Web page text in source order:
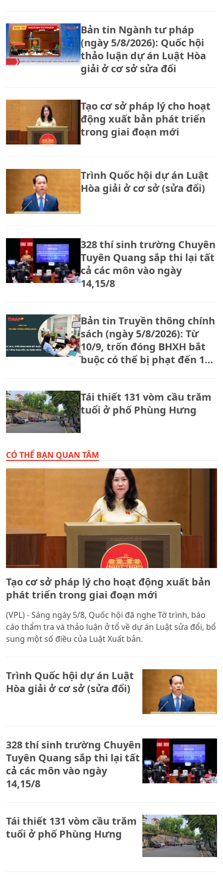
Bản tin Ngành tư pháp
(ngày 5/8/2026): Quốc hội
thảo luận dự án Luật Hòa
giải ở cơ sở sửa đổi
Tạo cơ sở pháp lý cho hoạt
động xuất bản phát triển
trong giai đoạn mới
Trình Quốc hội dự án Luật
Hòa giải ở cơ sở (sửa đổi)
328 thí sinh trường Chuyên
Tuyên Quang sắp thi lại tất
cả các môn vào ngày
14,15/8
Bản tin Truyền thông chính
sách (ngày 5/8/2026): Từ
10/9, trốn đóng BHXH bắt
buộc có thể bị phạt đến 150
Tái thiết 131 vòm cầu trăm
tuổi ở phố Phùng Hưng
CÓ THỂ BẠN QUAN TÂM
Tạo cơ sở pháp lý cho hoạt động xuất bản
phát triển trong giai đoạn mới
(VPL) - Sáng ngày 5/8, Quốc hội đã nghe Tờ trình, báo
cáo thẩm tra và thảo luận ở tổ về dự án Luật sửa đổi, bổ
sung một số điều của Luật Xuất bản.
Trình Quốc hội dự án Luật
Hòa giải ở cơ sở (sửa đổi)
328 thí sinh trường Chuyên
Tuyên Quang sắp thi lại tất
cả các môn vào ngày
14,15/8
Tái thiết 131 vòm cầu trăm
tuổi ở phố Phùng Hưng